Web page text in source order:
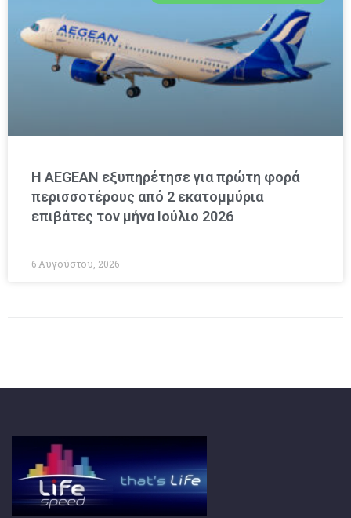
Η AEGEAN εξυπηρέτησε για πρώτη φορά
περισσοτέρους από 2 εκατομμύρια
επιβάτες τον μήνα Ιούλιο 2026
6 Αυγούστου, 2026